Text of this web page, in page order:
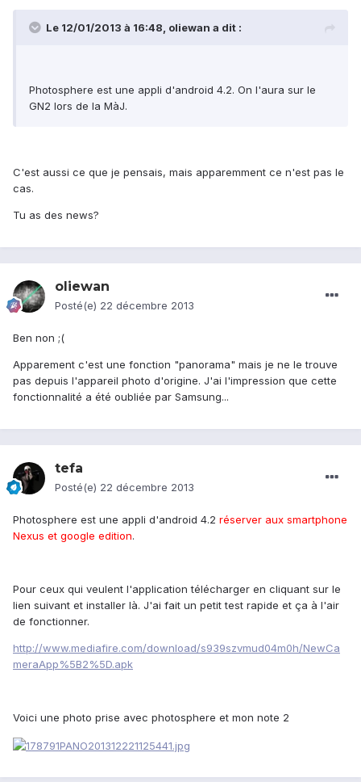
Le 12/01/2013 à 16:48, oliewan a dit :
Photosphere est une appli d'android 4.2. On l'aura sur le
GN2 lors de la MàJ.
C'est aussi ce que je pensais, mais apparemment ce n'est pas le
cas.
Tu as des news?
oliewan
Posté(e) 22 décembre 2013
Ben non ;(
Apparement c'est une fonction "panorama" mais je ne le trouve
pas depuis l'appareil photo d'origine. J'ai l'impression que cette
fonctionnalité a été oubliée par Samsung...
tefa
Posté(e) 22 décembre 2013
Photosphere est une appli d'android 4.2 réserver aux smartphone
Nexus et google edition.
Pour ceux qui veulent l'application télécharger en cliquant sur le
lien suivant et installer là. J'ai fait un petit test rapide et ça à l'air
de fonctionner.
http://www.mediafire.com/download/s939szvmud04m0h/NewCa
meraApp%5B2%5D.apk
Voici une photo prise avec photosphere et mon note 2